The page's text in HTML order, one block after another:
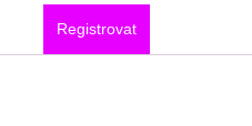
Registrovat